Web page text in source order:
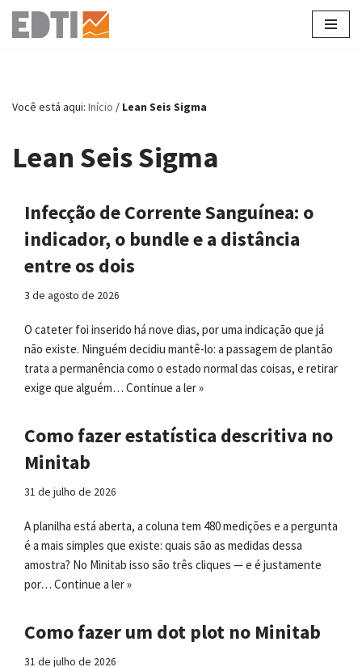
Pular
conteúdo
Você está aqui: Início / Lean Seis Sigma
Lean Seis Sigma
Infecção de Corrente Sanguínea: o
indicador, o bundle e a distância
entre os dois
3 de agosto de 2026
O cateter foi inserido há nove dias, por uma indicação que já
não existe. Ninguém decidiu mantê-lo: a passagem de plantão
trata a permanência como o estado normal das coisas, e retirar
exige que alguém… Continue a ler »
Como fazer estatística descritiva no
Minitab
31 de julho de 2026
A planilha está aberta, a coluna tem 480 medições e a pergunta
é a mais simples que existe: quais são as medidas dessa
amostra? No Minitab isso são três cliques — e é justamente
por… Continue a ler »
Como fazer um dot plot no Minitab
31 de julho de 2026